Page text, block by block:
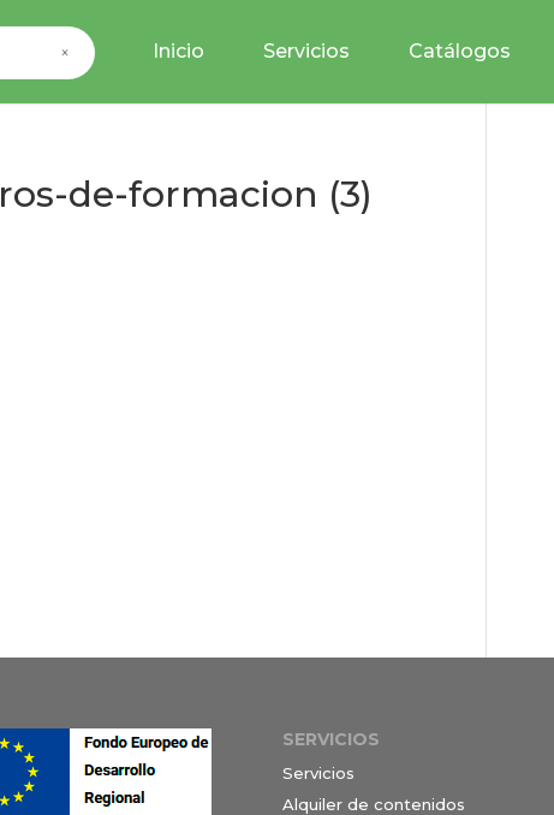
× Inicio Servicios Catálogos
de-formacion (3)
SERVICIOS
Servicios
Alquiler de contenidos